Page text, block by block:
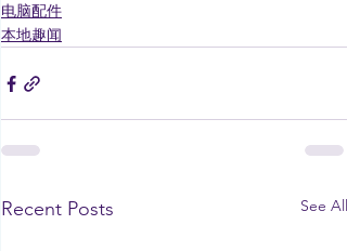
电脑配件
本地趣闻
Recent Posts See All